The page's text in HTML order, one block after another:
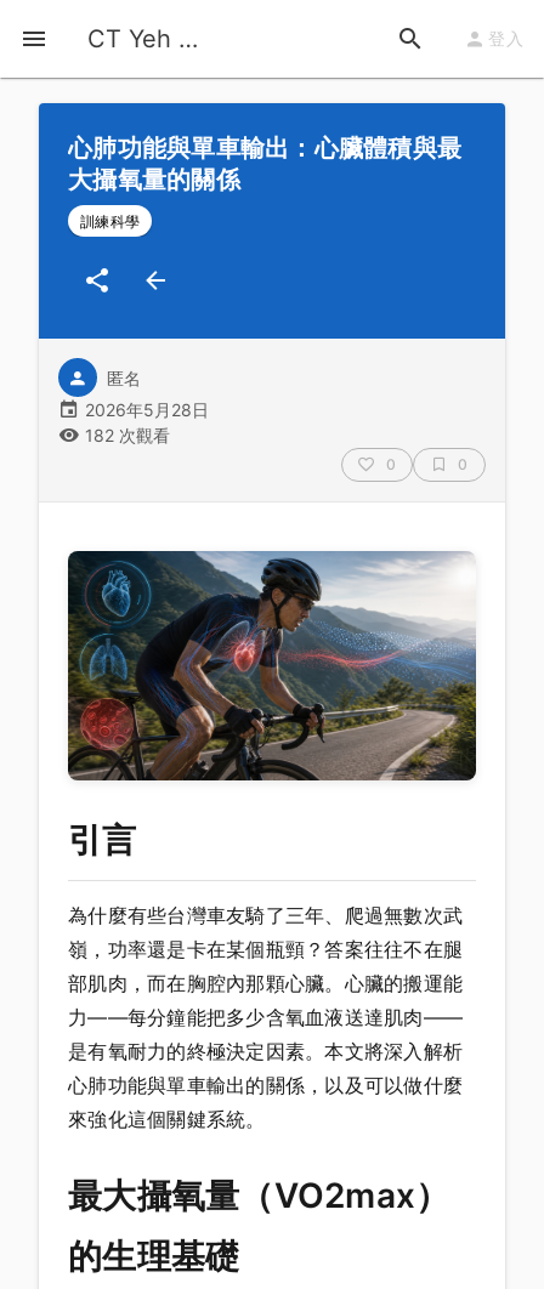
CT Yeh 公路車基地 登入
首頁 運動知識
心肺功能與單車輸出：心臟體積與最
大攝氧量的關係
訓練科學
匿名
2026年5月28日
182 次觀看
0 0
引言
為什麼有些台灣車友騎了三年、爬過無數次武
嶺，功率還是卡在某個瓶頸？答案往往不在腿
部肌肉，而在胸腔內那顆心臟。心臟的搬運能
力——每分鐘能把多少含氧血液送達肌肉——
是有氧耐力的終極決定因素。本文將深入解析
心肺功能與單車輸出的關係，以及可以做什麼
來強化這個關鍵系統。
最大攝氧量（VO2max）
的生理基礎